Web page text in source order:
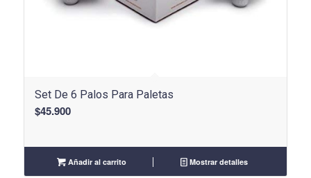
Set De 6 Palos Para Paletas
$45.900
Añadir al carrito Mostrar detalles